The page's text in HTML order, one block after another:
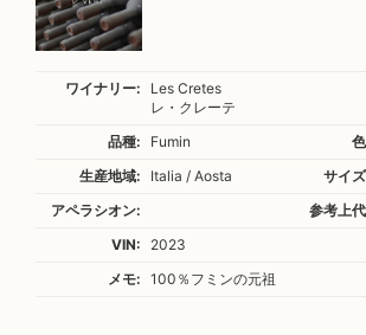
ワイナリー:
Les Cretes
レ・クレーテ
品種:
Fumin
生産地域:
Italia / Aosta サイ
アペラシオン:
参考上
VIN:
2023
メモ:
100％フミンの元祖